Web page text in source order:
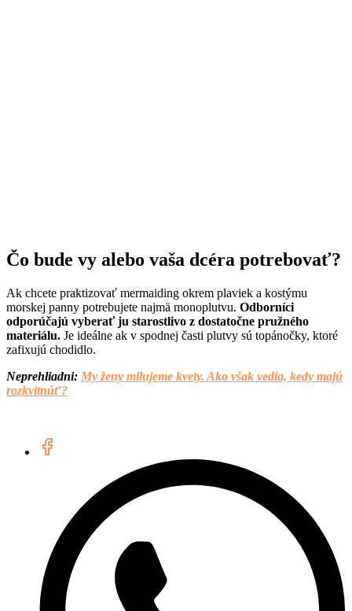
Čo bude vy alebo vaša dcéra potrebovať?
Ak chcete praktizovať mermaiding okrem plaviek a kostýmu
morskej panny potrebujete najmä monoplutvu. Odborníci
odporúčajú vyberať ju starostlivo z dostatočne pružného
materiálu. Je ideálne ak v spodnej časti plutvy sú topánočky, ktoré
zafixujú chodidlo.
Neprehliadni: My ženy milujeme kvety. Ako však vedia, kedy majú
rozkvitnúť?